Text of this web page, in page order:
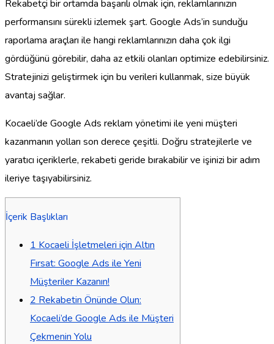
Rekabetçi bir ortamda başarılı olmak için, reklamlarınızın
performansını sürekli izlemek şart. Google Ads’in sunduğu
raporlama araçları ile hangi reklamlarınızın daha çok ilgi
gördüğünü görebilir, daha az etkili olanları optimize edebilirsiniz.
Stratejinizi geliştirmek için bu verileri kullanmak, size büyük
avantaj sağlar.
Kocaeli’de Google Ads reklam yönetimi ile yeni müşteri
kazanmanın yolları son derece çeşitli. Doğru stratejilerle ve
yaratıcı içeriklerle, rekabeti geride bırakabilir ve işinizi bir adım
ileriye taşıyabilirsiniz.
İçerik Başlıkları
1 Kocaeli İşletmeleri için Altın
Fırsat: Google Ads ile Yeni
Müşteriler Kazanın!
2 Rekabetin Önünde Olun:
Kocaeli’de Google Ads ile Müşteri
Çekmenin Yolu